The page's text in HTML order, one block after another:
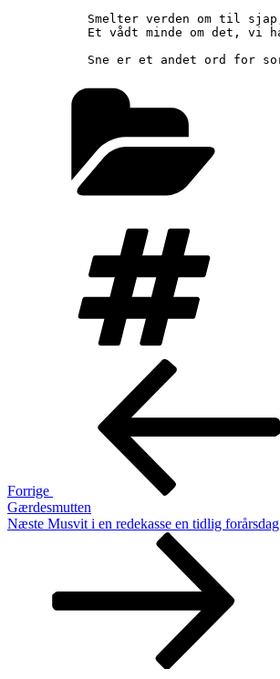
Indlægsnavigation
Forrige
Gærdesmutten
Næste
Næste Musvit i en redekasse en tidlig forårsdag